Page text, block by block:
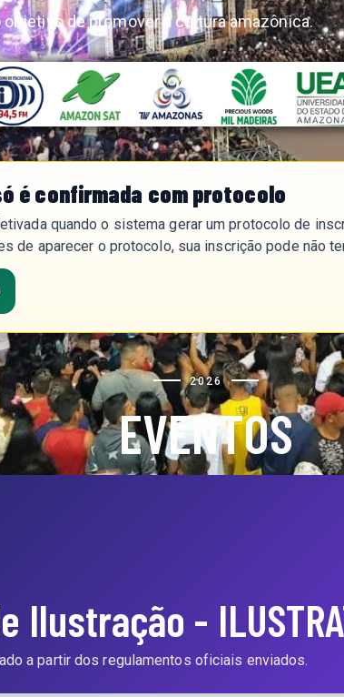
de promover a cultura amazônica.
é confirmada com protocolo
quando o sistema gerar um protocolo de
de aparecer o protocolo, sua inscrição pode não
2026
EVENTOS
Ilustração -
a partir dos regulamentos oficiais enviados.